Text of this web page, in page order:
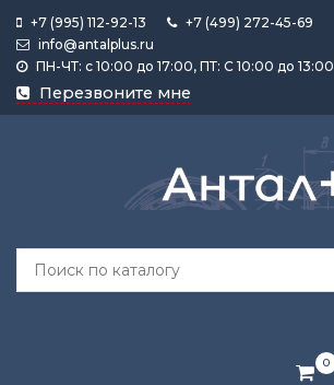
+7 (995) 112-92-13
+7 (499) 272-45-69
info@antalplus.ru
ПН-ЧТ: с 10:00 до 17:00, ПТ: С 10:00 до 13:00
Перезвоните мне
0
Каталог
продукции
Лента